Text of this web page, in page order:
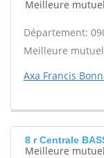
Meilleure
Département:
Meilleure
Axa Francis
8 r Centrale
Meilleure